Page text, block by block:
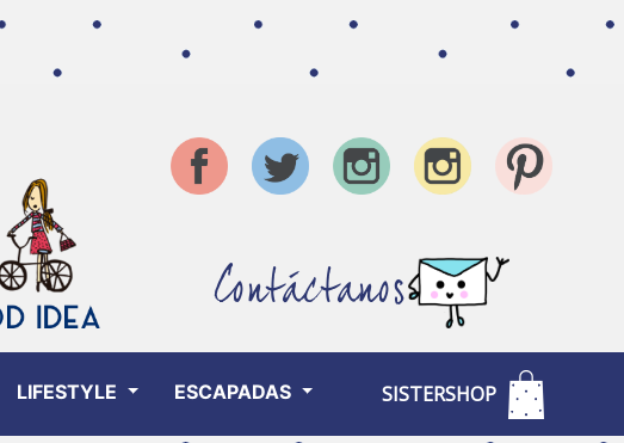
Contáctanos
LIFESTYLE ESCAPADAS SISTERSHOP